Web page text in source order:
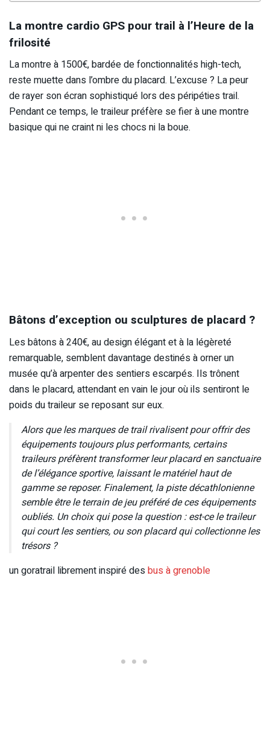
La montre cardio GPS pour trail à l’Heure de la
frilosité
La montre à 1500€, bardée de fonctionnalités high-tech,
reste muette dans l’ombre du placard. L’excuse ? La peur
de rayer son écran sophistiqué lors des péripéties trail.
Pendant ce temps, le traileur préfère se fier à une montre
basique qui ne craint ni les chocs ni la boue.
Bâtons d’exception ou sculptures de placard ?
Les bâtons à 240€, au design élégant et à la légèreté
remarquable, semblent davantage destinés à orner un
musée qu’à arpenter des sentiers escarpés. Ils trônent
dans le placard, attendant en vain le jour où ils sentiront le
poids du traileur se reposant sur eux.
Alors que les marques de trail rivalisent pour offrir des
équipements toujours plus performants, certains
traileurs préfèrent transformer leur placard en sanctuaire
de l’élégance sportive, laissant le matériel haut de
gamme se reposer. Finalement, la piste décathlonienne
semble être le terrain de jeu préféré de ces équipements
oubliés. Un choix qui pose la question : est-ce le traileur
qui court les sentiers, ou son placard qui collectionne les
trésors ?
un goratrail librement inspiré desbus à grenoble